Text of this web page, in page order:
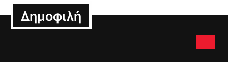
Δημοφιλή